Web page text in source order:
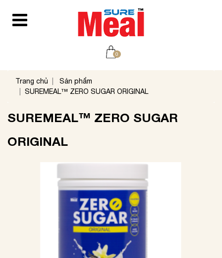
0
Trang chủ
Sản phẩm
SUREMEAL™ ZERO SUGAR ORIGINAL
SUREMEAL™ ZERO SUGAR
ORIGINAL